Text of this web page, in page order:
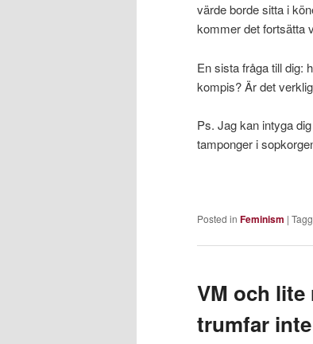
värde borde sitta i
kommer det fortsätta
En sista fråga till dig:
kompis? Är det
Ps. Jag kan intyga
tamponger i
Posted in Feminism |
VM och lite
trumfar